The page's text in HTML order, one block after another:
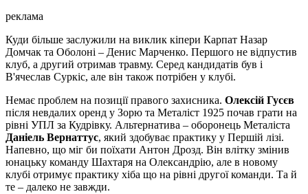
реклама
Куди більше заслужили на виклик кіпери Карпат Назар
Домчак та Оболоні – Денис Марченко. Першого не відпустив
клуб, а другий отримав травму. Серед кандидатів був і
В'ячеслав Суркіс, але він також потрібен у клубі.
Немає проблем на позиції правого захисника. Олексій Гусєв
після невдалих оренд у Зорю та Металіст 1925 почав грати на
рівні УПЛ за Кудрівку. Альтернатива – оборонець Металіста
Даніель Вернаттус, який здобуває практику у Першій лізі.
Напевно, що міг би поїхати Антон Дрозд. Він влітку змінив
юнацьку команду Шахтаря на Олександрію, але в новому
клубі отримує практику хіба що на рівні другої команди. Та й
те – далеко не завжди.